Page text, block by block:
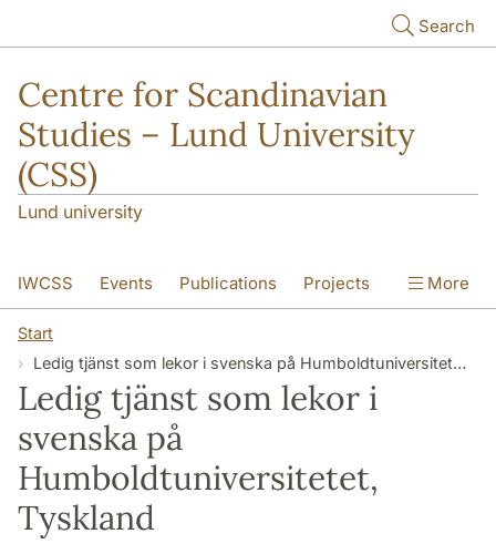
Search
Centre for Scandinavian
Studies – Lund University
(CSS)
Lund university
IWCSS Events Publications Projects
IASS
More
Start
Ledig tjänst som lekor i svenska på Humboldtuniversitetet, Tyskland
Ledig tjänst som lekor i
svenska på
Humboldtuniversitetet,
Tyskland